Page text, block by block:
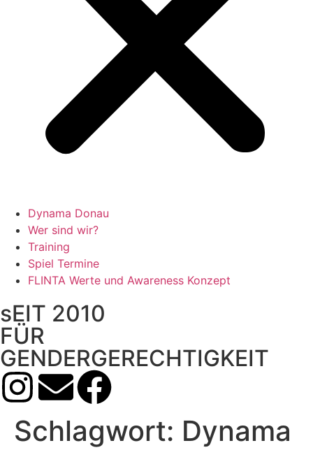
Dynama Donau
Wer sind wir?
Training
Spiel Termine
FLINTA Werte und Awareness Konzept
sEIT 2010
FÜR
GENDERGERECHTIGKEIT
Schlagwort: Dynama